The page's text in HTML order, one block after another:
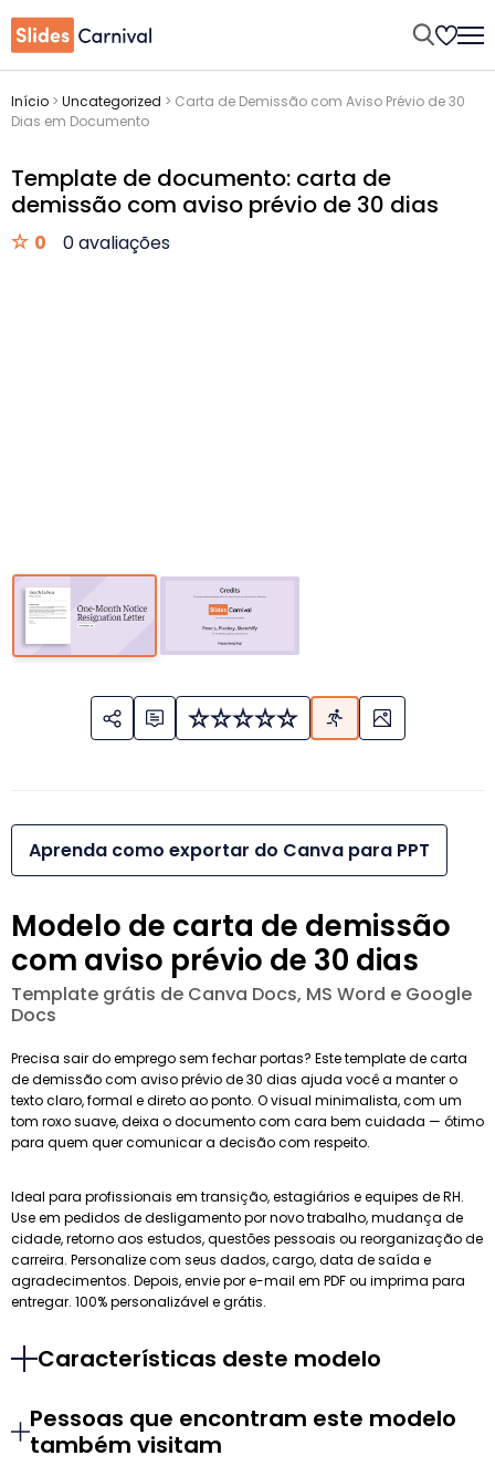
Início > Uncategorized > Carta de Demissão com Aviso Prévio de 30
Dias em Documento
Template de documento: carta de
demissão com aviso prévio de 30 dias
0 0 avaliações
Aprenda como exportar do Canva para PPT
Modelo de carta de demissão
com aviso prévio de 30 dias
Template grátis de Canva Docs, MS Word e Google
Docs
Precisa sair do emprego sem fechar portas? Este template de carta
de demissão com aviso prévio de 30 dias ajuda você a manter o
texto claro, formal e direto ao ponto. O visual minimalista, com um
tom roxo suave, deixa o documento com cara bem cuidada — ótimo
para quem quer comunicar a decisão com respeito.
Ideal para profissionais em transição, estagiários e equipes de RH.
Use em pedidos de desligamento por novo trabalho, mudança de
cidade, retorno aos estudos, questões pessoais ou reorganização de
carreira. Personalize com seus dados, cargo, data de saída e
agradecimentos. Depois, envie por e-mail em PDF ou imprima para
entregar. 100% personalizável e grátis.
Características deste modelo
Pessoas que encontram este modelo
também visitam